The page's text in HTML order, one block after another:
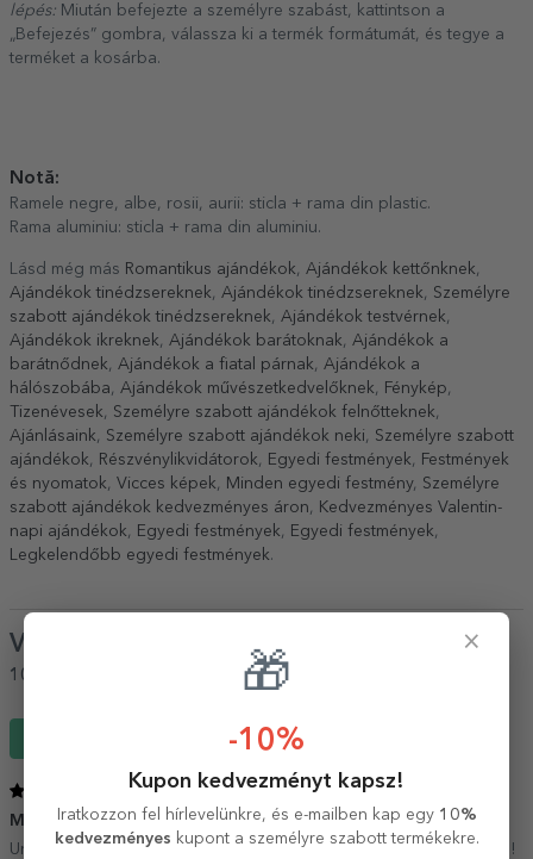
lépés: Miután befejezte a személyre szabást, kattintson a
„Befejezés” gombra, válassza ki a termék formátumát, és tegye a
terméket a kosárba.
Notă:
Ramele negre, albe, rosii, aurii: sticla + rama din plastic.
Rama aluminiu: sticla + rama din aluminiu.
Lásd még más Romantikus ajándékok, Ajándékok kettőnknek,
Ajándékok tinédzsereknek, Ajándékok tinédzsereknek, Személyre
szabott ajándékok tinédzsereknek, Ajándékok testvérnek,
Ajándékok ikreknek, Ajándékok barátoknak, Ajándékok a
barátnődnek, Ajándékok a fiatal párnak, Ajándékok a
hálószobába, Ajándékok művészetkedvelőknek, Fénykép,
Tizenévesek, Személyre szabott ajándékok felnőtteknek,
Ajánlásaink, Személyre szabott ajándékok neki, Személyre szabott
ajándékok, Részvénylikvidátorok, Egyedi festmények, Festmények
és nyomatok, Vicces képek, Minden egyedi festmény, Személyre
szabott ajándékok kedvezményes áron, Kedvezményes Valentin-
napi ajándékok, Egyedi festmények, Egyedi festmények,
Legkelendőbb egyedi festmények.
Vélemények
)
100%
ajánlaná egy barátjának
/ 5
Minunat 03 December 2019
Un tablou minunat pentru o amintire frumoasa, simplu si de suflet !
×
🎁
-10%
Kupon kedvezményt kapsz!
Iratkozzon fel hírlevelünkre, és e-mailben kap egy 10%
kedvezményes kupont a személyre szabott termékekre.